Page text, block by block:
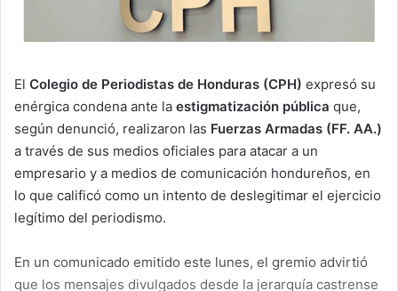
El Colegio de Periodistas de Honduras (CPH) expresó su
enérgica condena ante la estigmatización pública que,
según denunció, realizaron las Fuerzas Armadas (FF. AA.)
a través de sus medios oficiales para atacar a un
empresario y a medios de comunicación hondureños, en
lo que calificó como un intento de deslegitimar el ejercicio
legítimo del periodismo.
En un comunicado emitido este lunes, el gremio advirtió
que los mensajes divulgados desde la jerarquía castrense